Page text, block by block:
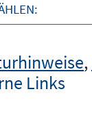
,
Links